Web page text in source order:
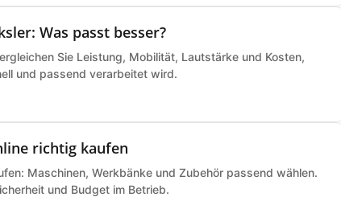
Was passt besser?
Sie Leistung, Mobilität, Lautstärke und Kosten,
und passend verarbeitet wird.
richtig kaufen
Maschinen, Werkbänke und Zubehör passend wählen.
und Budget im Betrieb.